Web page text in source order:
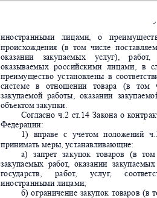
3
иностранными лицами, о преимущест
происхождения (в том числе поставля
оказании закупаемых услуг), работ,
оказываемых российскими лицами, в
преимущество установлены в соответс
системе   в   отношении   товара   (в
  то
м
закупаемой работы, оказании закупаемо
объектом закупки.
Согласно ч.2 ст.14 Закона о контр
Федерации:
1)
вправе с учетом положений ч
принимать меры, устанавливающие:
а)
запрет закупок товаров (в том
закупаемых работ, оказании закупаемых
государств, работ, услуг, соответс
иностранными лицами;
б) ограничение закупок товаров (в